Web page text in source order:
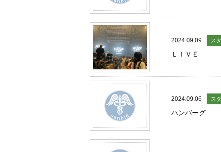
2024.09.09 ス
ＬＩＶＥ
2024.09.06 ス
ハンバーグ